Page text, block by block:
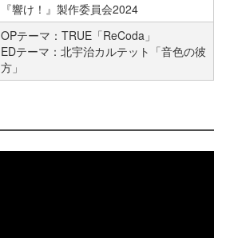
『響け！』製作委員会2024
OPテーマ：TRUE「ReCoda」
EDテーマ：北宇治カルテット「音色の彼
方」